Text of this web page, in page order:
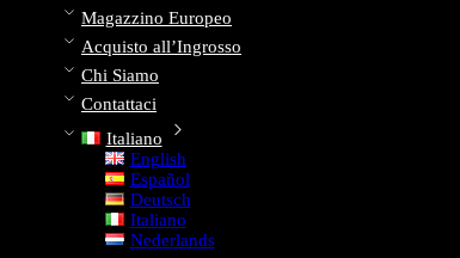
Magazzino Europeo
Acquisto all’Ingrosso
Chi Siamo
Contattaci
Italiano
English
Español
Deutsch
Italiano
Nederlands